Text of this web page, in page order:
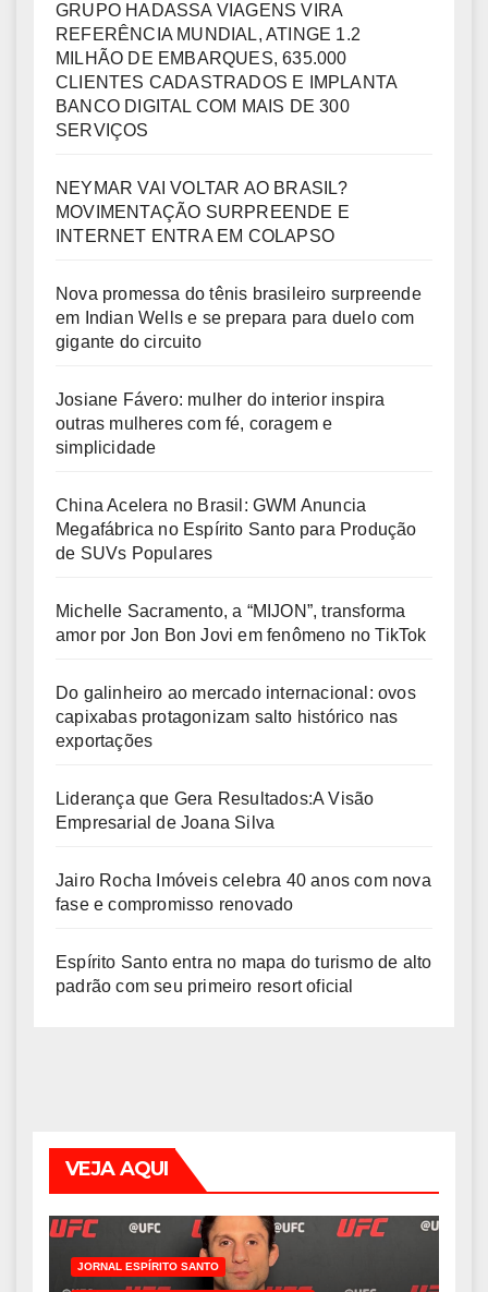
GRUPO HADASSA VIAGENS VIRA
REFERÊNCIA MUNDIAL, ATINGE 1.2
MILHÃO DE EMBARQUES, 635.000
CLIENTES CADASTRADOS E IMPLANTA
BANCO DIGITAL COM MAIS DE 300
SERVIÇOS
NEYMAR VAI VOLTAR AO BRASIL?
MOVIMENTAÇÃO SURPREENDE E
INTERNET ENTRA EM COLAPSO
Nova promessa do tênis brasileiro surpreende
em Indian Wells e se prepara para duelo com
gigante do circuito
Josiane Fávero: mulher do interior inspira
outras mulheres com fé, coragem e
simplicidade
China Acelera no Brasil: GWM Anuncia
Megafábrica no Espírito Santo para Produção
de SUVs Populares
Michelle Sacramento, a “MIJON”, transforma
amor por Jon Bon Jovi em fenômeno no TikTok
Do galinheiro ao mercado internacional: ovos
capixabas protagonizam salto histórico nas
exportações
Liderança que Gera Resultados:A Visão
Empresarial de Joana Silva
Jairo Rocha Imóveis celebra 40 anos com nova
fase e compromisso renovado
Espírito Santo entra no mapa do turismo de alto
padrão com seu primeiro resort oficial
VEJA AQUI
JORNAL ESPÍRITO SANTO